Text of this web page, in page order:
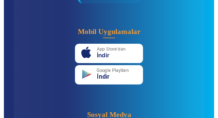
Mobil Uygulamalar
App Store'dan
İndir
Google Play'den
İndir
Sosyal Medya